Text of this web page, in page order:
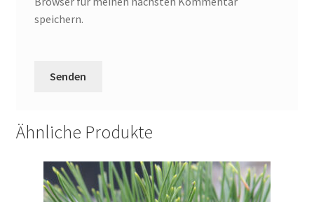
speichern.
Ähnliche Produkte